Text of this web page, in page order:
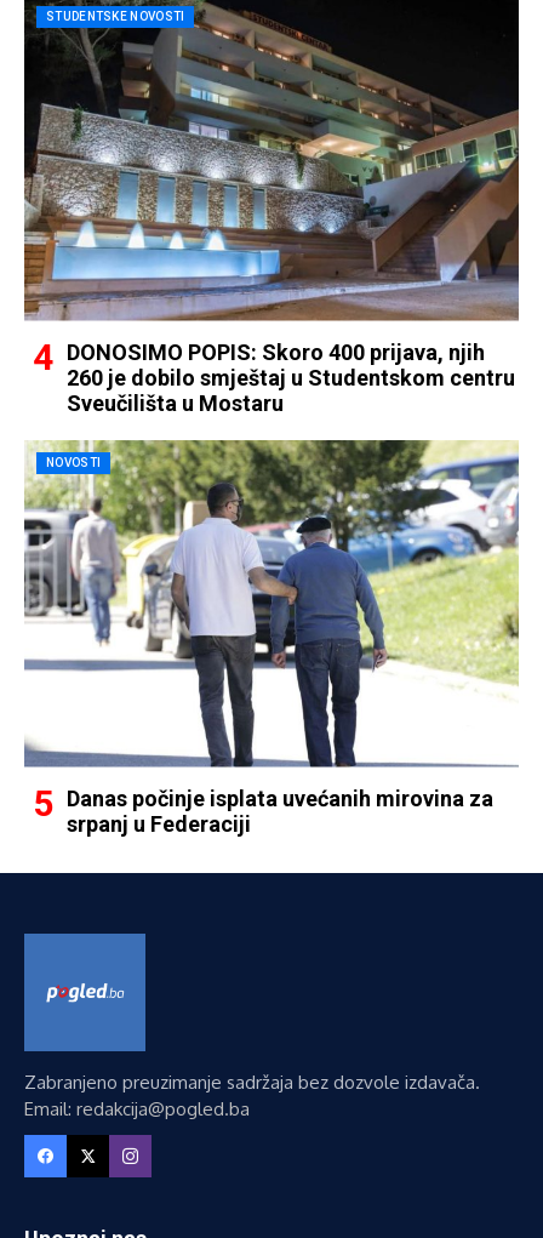
STUDENTSKE NOVOSTI
DONOSIMO POPIS: Skoro 400 prijava, njih
260 je dobilo smještaj u Studentskom centru
Sveučilišta u Mostaru
NOVOSTI
Danas počinje isplata uvećanih mirovina za
srpanj u Federaciji
Zabranjeno preuzimanje sadržaja bez dozvole izdavača.
Email: redakcija@pogled.ba